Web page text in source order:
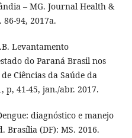
– MG. Journal Health &
86-94, 2017a.
Levantamento
do Paraná Brasil nos
Ciências da Saúde da
p, 41-45, jan./abr. 2017.
diagnóstico e manejo
Brasília (DF): MS. 2016.